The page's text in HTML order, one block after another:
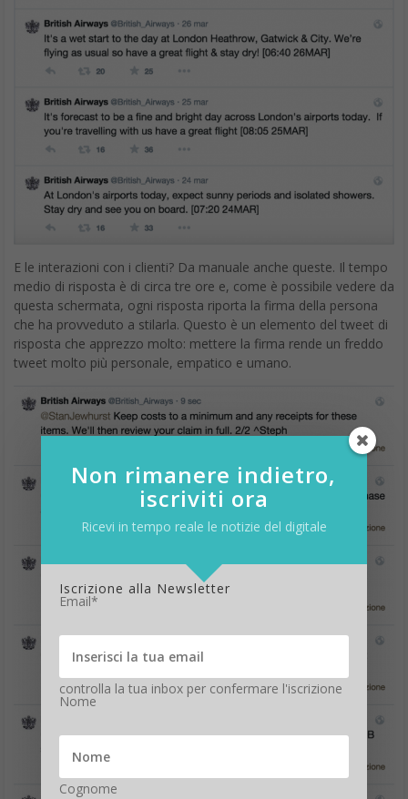
E le interazioni con i clienti? Da manuale anche queste. Il tempo
medio di risposta è di circa tre ore e, come è possibile vedere da
questa schermata, ogni risposta riporta la firma della persona
che ha provveduto a stilarla. Questo è un elemento del tweet di
risposta che apprezzo molto: mettere la firma rende un freddo
tweet molto più personale, empatico e umano.
Non rimanere indietro,
iscriviti ora
Ricevi in tempo reale le notizie del digitale
Iscrizione alla Newsletter
Email*
controlla la tua inbox per confermare l'iscrizione
Nome
Cognome